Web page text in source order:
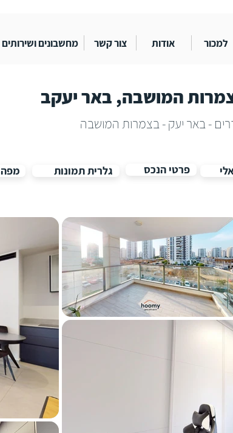
למכור אודות צור קשר מחשבונים ושירותים
המושבה, באר יעקב
פרטי הנכס גלרית תמונות מפה